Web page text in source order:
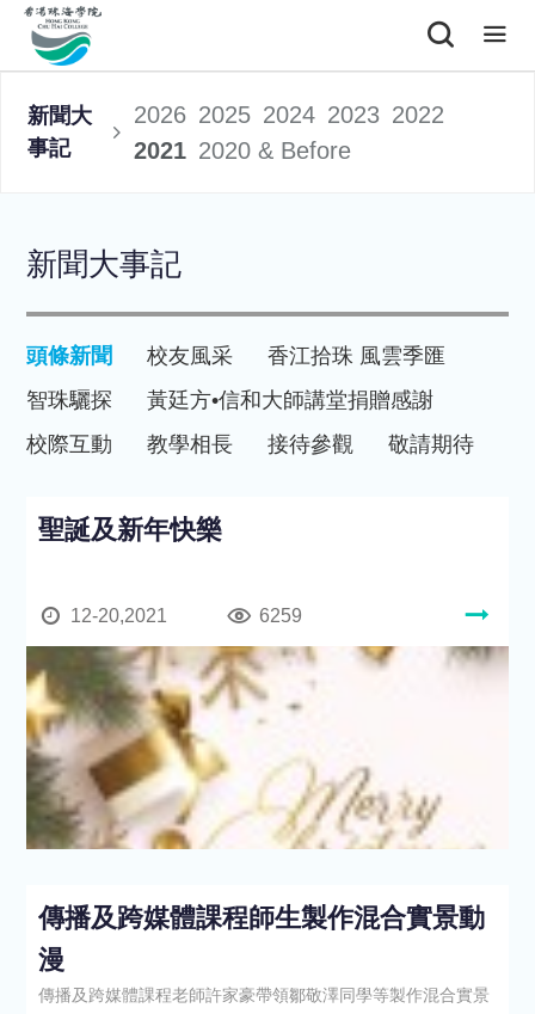
新聞大
事記
2026 2025 2024 2023 2022
2021 2020 & Before
新聞大事記
頭條新聞 校友風采
香江拾珠 風雲季匯
智珠驪探
黃廷方•信和大師講堂捐贈感謝
校際互動
教學相長 接待參觀 敬請期待
聖誕及新年快樂
12-20,2021 6259
傳播及跨媒體課程師生製作混合實景動
漫
傳播及跨媒體課程老師許家豪帶領鄒敬澤同學等製作混合實景